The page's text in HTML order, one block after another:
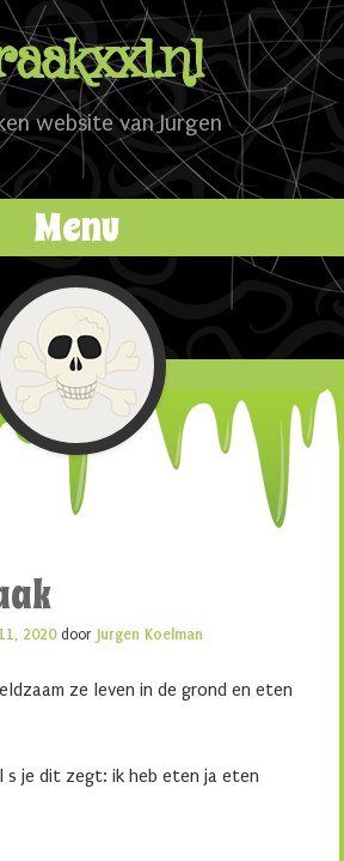
website van Jurgen
Menu
2020door Jurgen Koelman
ze leven in de grond en eten
s je dit zegt: ik heb eten ja eten